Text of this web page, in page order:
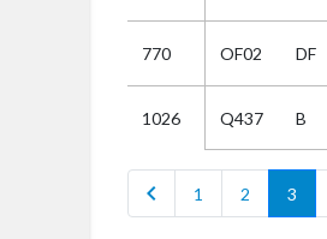
770 OF02 DF
1026 Q437 B
chevron_left 1 2 3